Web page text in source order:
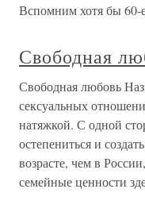
Вспомним хотя бы 60-
Свободная
Свободная любовь
сексуальных
натяжкой. С одной
остепениться и
возрасте, чем в
семейные ценности